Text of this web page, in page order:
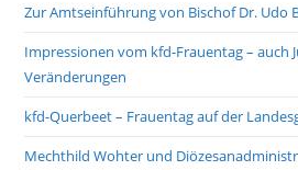
Zur Amtseinführung von Bischof Dr. Udo
Impressionen vom kfd-Frauentag – auch
Veränderungen
kfd-Querbeet – Frauentag auf der
Mechthild Wohter und